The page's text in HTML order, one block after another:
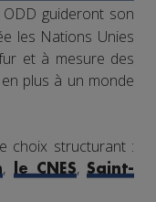
guideront son
les Nations Unies
et à mesure des
plus à un monde
choix structurant :
, le CNES,Saint-